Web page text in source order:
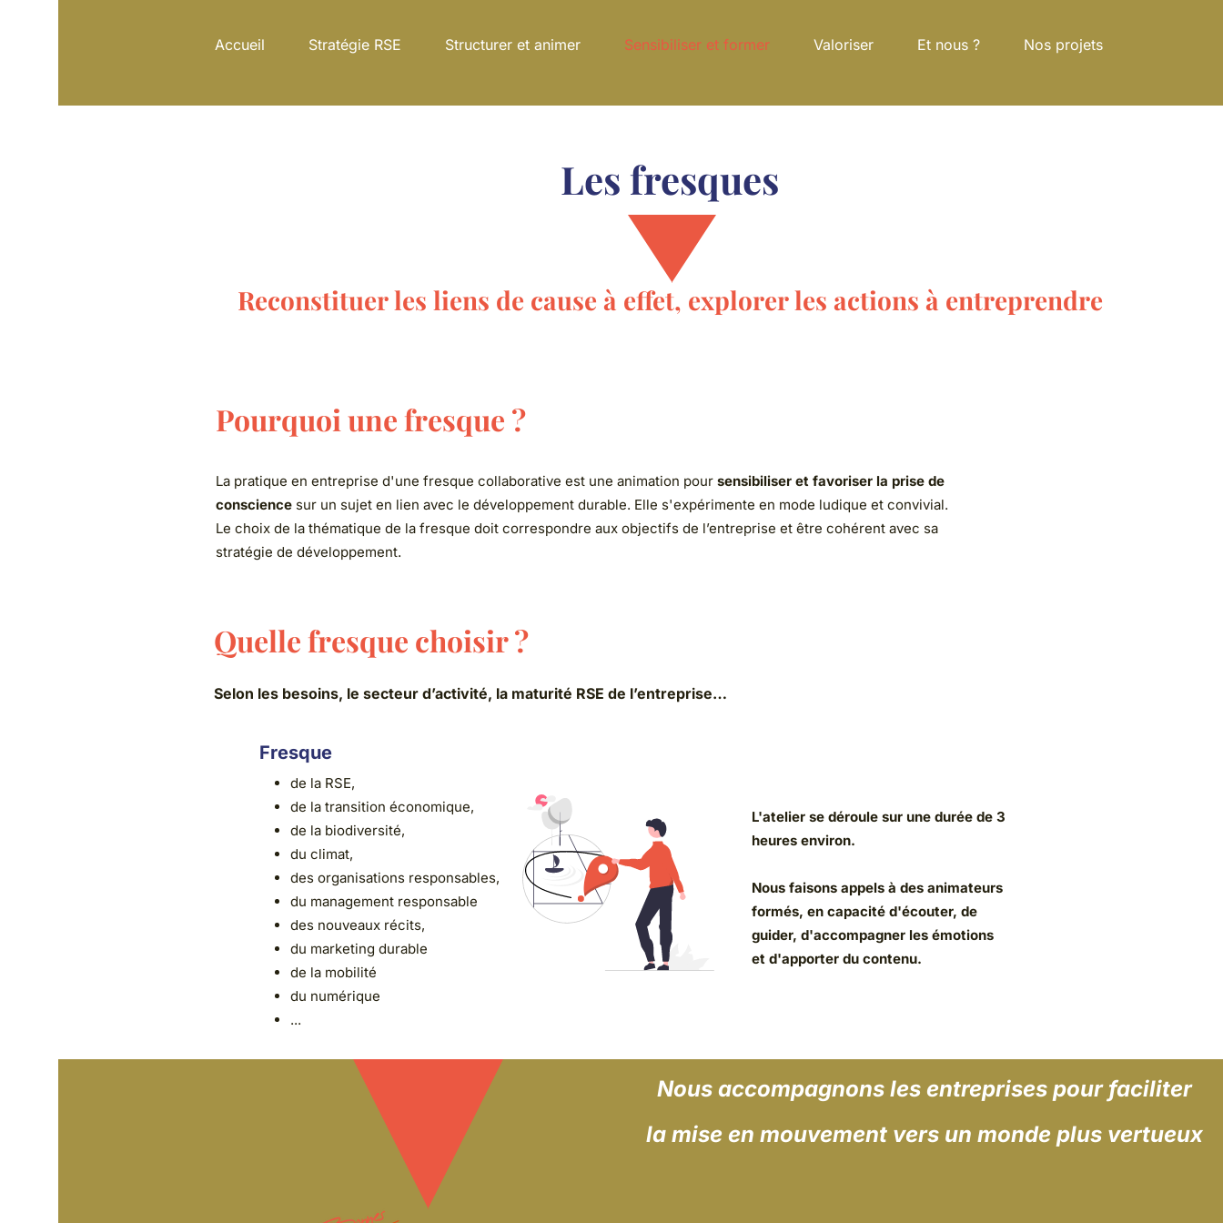
Stratégie RSE Structurer et animer Sensibiliser et former Valoriser Et nous ? Nos projets
accompagnons les entreprisespour faciliter
la mise en mouvementvers un monde plus vertueux
Les fresques
Reconstituer les liens de cause à effet, explorer les actions à entreprendre
Pourquoi une fresque ?
La pratique en entreprise d'une fresque collaborative est une animation poursensibiliser et favoriser la prise de
consciencesur un sujet en lien avec le développement durable. Elle s'expérimente en mode ludique et convivial.
Le choix de la thématique de la fresque doit correspondre aux objectifs de l’entreprise et être cohérent avec sa
stratégie de développement.
Quelle fresque choisir ?
Selon les besoins, le secteur d’activité, la maturité RSE de l’entreprise…
Fresque
de la RSE,
de la transition économique,
de la biodiversité,
du climat,
des organisations responsables,
du management responsable
des nouveaux récits,
du marketing durable
de la mobilité
du numérique
L'atelier se déroule sur une durée de 3
heures environ.
Nous faisons appels à des animateurs
formés, en capacité d'écouter, de
guider, d'accompagner les émotions
et d'apporter du contenu.